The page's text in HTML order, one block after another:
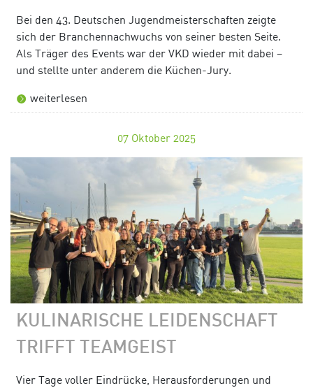
Bei den 43. Deutschen Jugendmeisterschaften zeigte
sich der Branchennachwuchs von seiner besten Seite.
Als Träger des Events war der VKD wieder mit dabei –
und stellte unter anderem die Küchen-Jury.
weiterlesen
07 Oktober 2025
KULINARISCHE LEIDENSCHAFT
TRIFFT TEAMGEIST
Vier Tage voller Eindrücke, Herausforderungen und